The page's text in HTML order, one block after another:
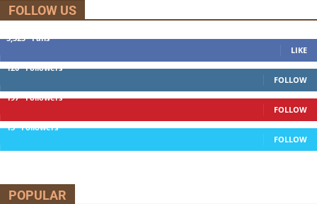
FOLLOW US
5,525 Fans
LIKE
120 Followers
FOLLOW
197 Followers
FOLLOW
13 Followers
FOLLOW
POPULAR